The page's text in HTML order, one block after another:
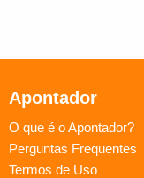
Apontador
O que é o Apontador?
Perguntas Frequentes
Termos de Uso